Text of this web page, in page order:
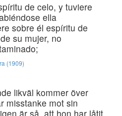
de celo, y tuviere
ella
sobre él espíritu de
su mujer, no
(1909)
likväl kommer över
misstanke mot sin
är så, att hon har låtit